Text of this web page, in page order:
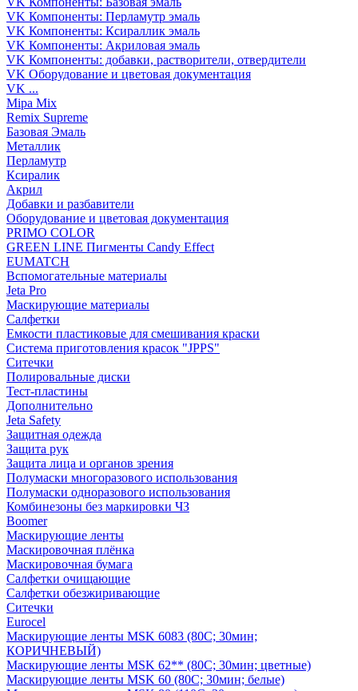
VK Компоненты: Перламутр эмаль
VK Компоненты: Ксираллик эмаль
VK Компоненты: Акриловая эмаль
VK Компоненты: добавки, растворители, отвердители
VK Оборудование и цветовая документация
VK ...
Mipa Mix
Remix Supreme
Базовая Эмаль
Металлик
Перламутр
Ксиралик
Акрил
Добавки и разбавители
Оборудование и цветовая документация
PRIMO COLOR
GREEN LINE Пигменты Candy Effect
EUMATCH
Вспомогательные материалы
Jeta Pro
Маскирующие материалы
Салфетки
Емкости пластиковые для смешивания краски
Система приготовления красок "JPPS"
Ситечки
Полировальные диски
Тест-пластины
Дополнительно
Jeta Safety
Защитная одежда
Защита рук
Защита лица и органов зрения
Полумаски многоразового использования
Полумаски одноразового использования
Комбинезоны без маркировки ЧЗ
Boomer
Маскирующие ленты
Маскировочная плёнка
Маскировочная бумага
Салфетки очищающие
Салфетки обезжиривающие
Ситечки
Euroсel
Маскирующие ленты MSK 6083 (80С; 30мин;
КОРИЧНЕВЫЙ)
Маскирующие ленты MSK 62** (80С; 30мин; цветные)
Маскирующие ленты MSK 60 (80С; 30мин; белые)